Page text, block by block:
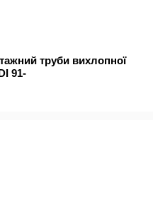
труби вихлопної
91-